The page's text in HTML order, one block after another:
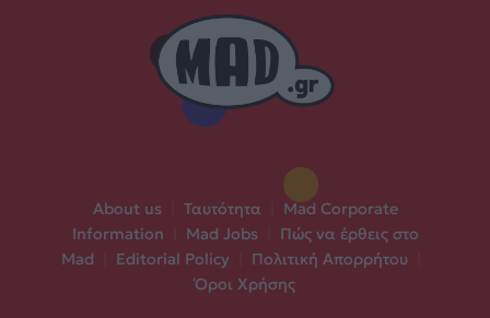
About us Ταυτότητα
Mad Corporate
Information
Mad Jobs
Πώς να έρθεις στο
Mad
Editorial Policy Πολιτική Απορρήτου
Όροι Χρήσης